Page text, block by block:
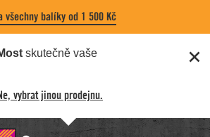
všechny balíky od 1 500 Kč
skutečně vaše
vybrat jinou prodejnu.